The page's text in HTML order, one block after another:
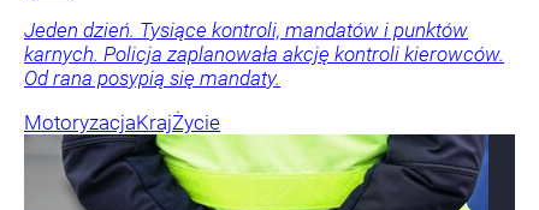
Jeden dzień. Tysiące kontroli, mandatów i punktów
karnych. Policja zaplanowała akcję kontroli kierowców.
Od rana posypią się mandaty.
MotoryzacjaKrajŻycie